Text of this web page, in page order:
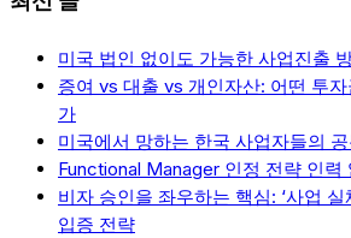
미국 법인 없이도 가능한 사업진출
증여 vs 대출 vs 개인자산: 어떤 투
가
미국에서 망하는 한국 사업자들의 공
Functional Manager 인정 전략 인력
비자 승인을 좌우하는 핵심: ‘사업
입증 전략